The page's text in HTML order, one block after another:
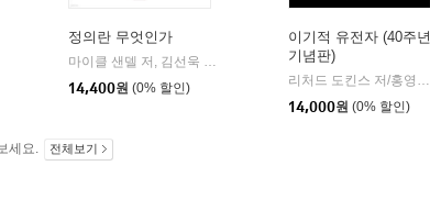
정의란 무엇인가
마이클 샌델 저, 김선욱 감수, 김명철 역 저 | 와이즈베리
14,400원 (0% 할인)
이기적 유전자 (40주년
기념판)
리처드 도킨스 저/홍영남,이상임 공역
14,000원 (0% 할인)
세요. 전체보기